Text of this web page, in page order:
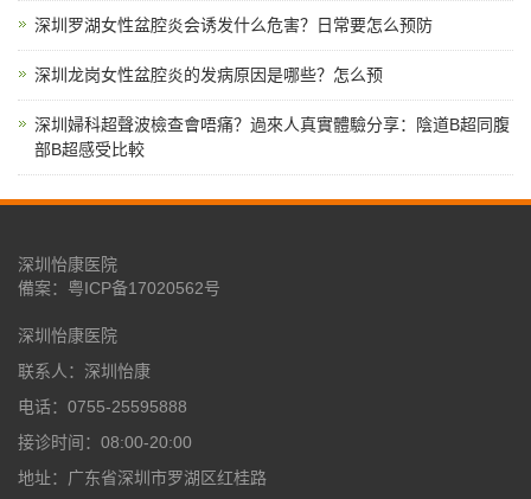
深圳罗湖女性盆腔炎会诱发什么危害？日常要怎么预防
深圳龙岗女性盆腔炎的发病原因是哪些？怎么预
深圳婦科超聲波檢查會唔痛？過來人真實體驗分享：陰道B超同腹
部B超感受比較
深圳怡康医院
備案： 粤ICP备17020562号
深圳怡康医院
联系人：深圳怡康
电话：0755-25595888
接诊时间：08:00-20:00
地址：广东省深圳市罗湖区红桂路